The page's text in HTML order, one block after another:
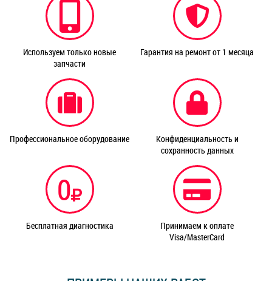
Используем только новые
запчасти
Гарантия на ремонт от 1 месяца
Профессиональное оборудование
Конфиденциальность и
сохранность данных
0
Бесплатная диагностика
Принимаем к оплате
Visa/MasterCard